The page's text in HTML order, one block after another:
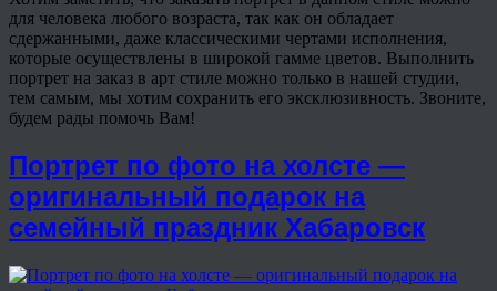
для человека любого возраста, так как он обладает
сдержанными, даже классическими чертами исполнения,
которые осуществлены в широкой гамме цветов. Выполнить
портрет на заказ в арт стиле можно только в нашей студии,
тем самым, мы хотим сохранить его эксклюзивность. Звоните,
будем рады помочь Вам!
Портрет по фото на холсте —
оригинальный подарок на
семейный праздник Хабаровск